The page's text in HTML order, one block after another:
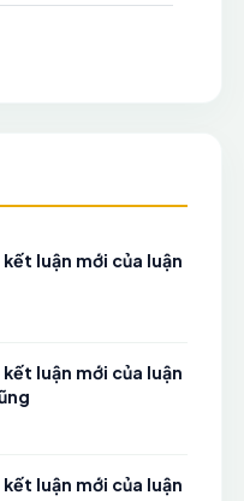
luận mới của luận
luận mới của luận
luận mới của luận